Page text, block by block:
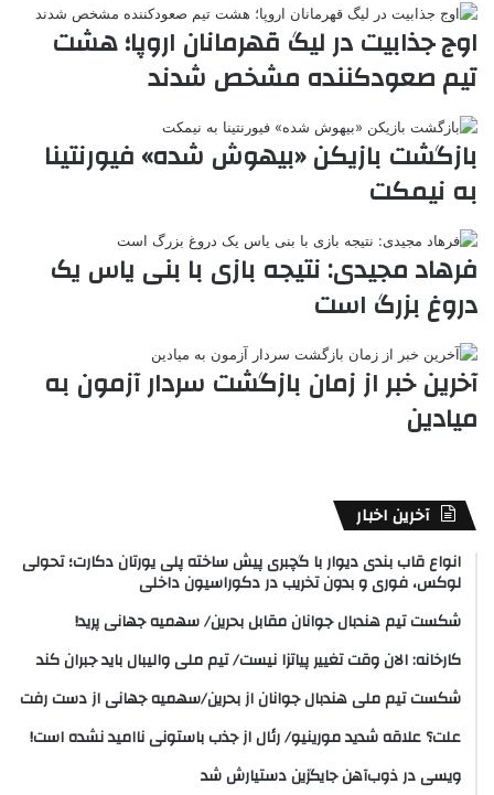
ی
ن
ل
ر
ر
س
تt
a
ا
م
اوج جذابیت در لیگ قهرمانان اروپا؛ هشت
تیم صعودکننده مشخص شدند
بازگشت بازیکن «بیهوش شده» فیورنتینا
به نیمکت
فرهاد مجیدی: نتیجه بازی با بنی یاس یک
دروغ بزرگ است
آخرین خبر از زمان بازگشت سردار آزمون به
میادین
آخرین اخبار
انواع قاب بندی دیوار با گچبری پیش ساخته پلی یورتان دکارت؛ تحولی
لوکس، فوری و بدون تخریب در دکوراسیون داخلی
شکست تیم هندبال جوانان مقابل بحرین/ سهمیه جهانی پرید!
کارخانه: الان وقت تغییر پیاتزا نیست/ تیم ملی والیبال باید جبران کند
شکست تیم ملی هندبال جوانان از بحرین/سهمیه جهانی از دست رفت
علت؟ علاقه شدید مورینیو/ رئال از جذب باستونی ناامید نشده است!
ویسی در ذوب‌آهن جایگزین دستیارش شد